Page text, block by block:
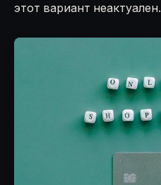
этот вариант неактуален.